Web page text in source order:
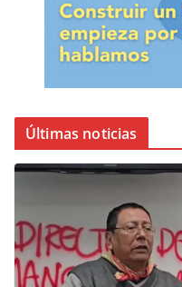
Últimas noticias